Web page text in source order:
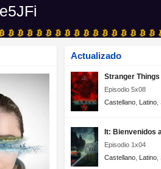
Actualizado
Stranger
Episodio 5x08
Castellano Latino
It: Bienvenidos
Episodio 1x04
Castellano Latino